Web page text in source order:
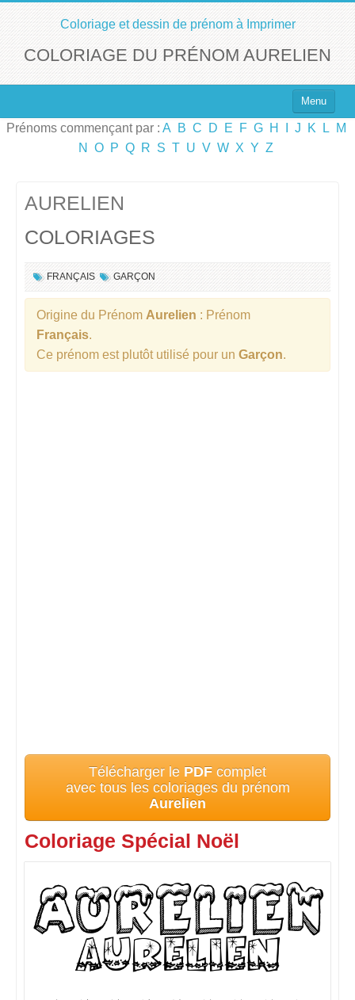
Coloriage et dessin de prénom à Imprimer
COLORIAGE DU PRÉNOM AURELIEN
Menu
Top 100 des Prénoms
Prénoms commençant par : A B C D E F G H J K L
M
N
O P Q R S T U V W X Y Z
AURELIEN
COLORIAGES
FRANÇAIS GARÇON
Origine du Prénom Aurelien : Prénom
Français.
Ce prénom est plutôt utilisé pour un Garçon.
Télécharger le PDF complet
avec tous les coloriages du prénom
Aurelien
Coloriage Spécial Noël